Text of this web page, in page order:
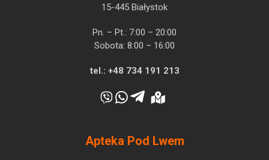
15-445 Białystok
Pn. – Pt.: 7:00 – 20:00
Sobota: 8:00 – 16:00
tel.: +48 734 191 213
Apteka Pod Lwem